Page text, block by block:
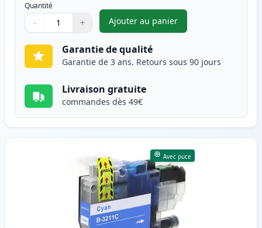
Quantité
Quantité
Utilisez les boutons pour ajuster
− +
Quantité
Ajouter au panier
,Brother LC3211BK
Garantie de qualité
Garantie de 3 ans. Retours sous 90 jours
Livraison gratuite
commandes dès 49€
Avec puce